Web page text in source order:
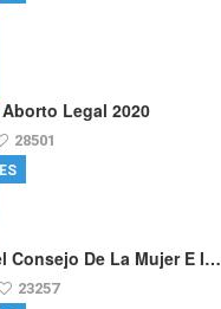
Legal 2020
28501
Consejo De La Mujer E I…
23257